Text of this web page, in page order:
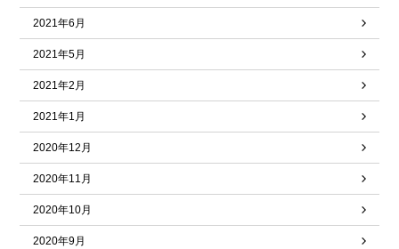
2021年6月
2021年5月
2021年2月
2021年1月
2020年12月
2020年11月
2020年10月
2020年9月